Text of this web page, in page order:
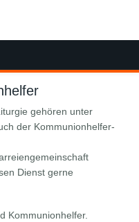
gehören unter
der Kommunionhelfer-
Dienst gerne
Kommunionhelfer.